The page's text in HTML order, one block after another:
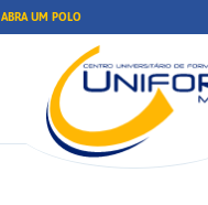
ABRA UM POLO